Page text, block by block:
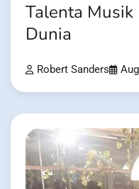
Talenta Musik
Dunia
Robert Sanders